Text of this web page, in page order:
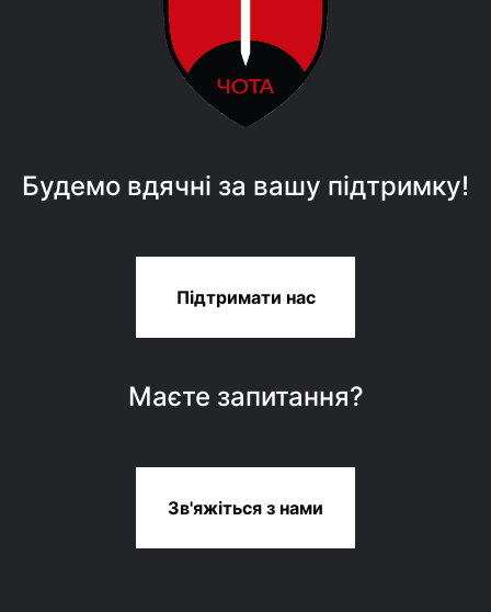
Будемо вдячні за вашу підтримку!
Підтримати нас
Маєте запитання?
Зв'яжіться з нами